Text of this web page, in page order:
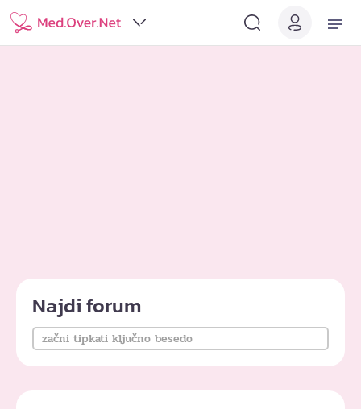
Najdi forum